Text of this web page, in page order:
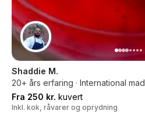
Shaddie M.
20+ års erfaring · International mad
Fra 250 kr. kuvert
Inkl. kok, råvarer og oprydning